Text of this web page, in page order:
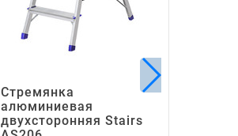
Стремянка
алюминиевая
двухсторонняя Stairs